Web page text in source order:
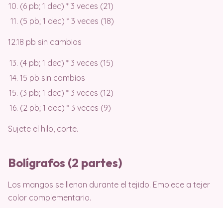
(6 pb; 1 dec) * 3 veces (21)
(5 pb; 1 dec) * 3 veces (18)
12.18 pb sin cambios
(4 pb; 1 dec) * 3 veces (15)
15 pb sin cambios
(3 pb; 1 dec) * 3 veces (12)
(2 pb; 1 dec) * 3 veces (9)
Sujete el hilo, corte.
Bolígrafos (2 partes)
Los mangos se llenan durante el tejido. Empiece a tejer
color complementario.